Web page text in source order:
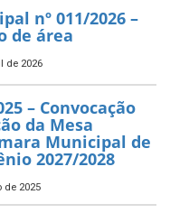
nº 011/2026 –
de área
de 2026
– Convocação
da Mesa
Municipal de
2027/2028
de 2025